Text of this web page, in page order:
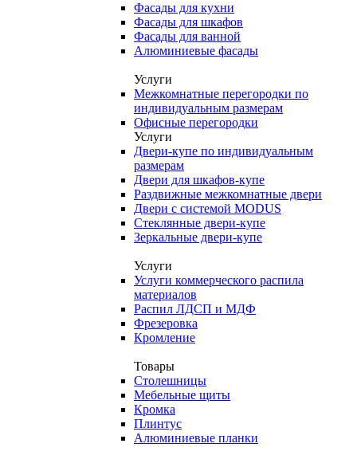
Фасады для кухни
Фасады для шкафов
Фасады для ванной
Алюминиевые фасады
Услуги
Межкомнатные перегородки по
индивидуальным размерам
Офисные перегородки
Услуги
Двери-купе по индивидуальным
размерам
Двери для шкафов-купе
Раздвижные межкомнатные двери
Двери с системой MODUS
Стеклянные двери-купе
Зеркальные двери-купе
Услуги
Услуги коммерческого распила
материалов
Распил ЛДСП и МДФ
Фрезеровка
Кромление
Товары
Столешницы
Мебельные щиты
Кромка
Плинтус
Алюминиевые планки